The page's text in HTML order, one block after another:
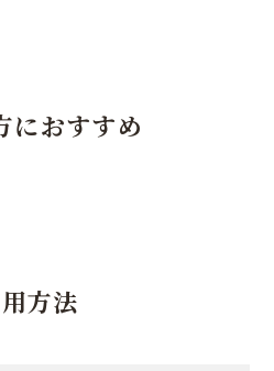
におすすめ
方法